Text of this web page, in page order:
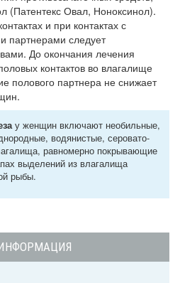
(Патентекс Овал, Ноноксинол).
и при контактах с
партнерами следует
До окончания лечения
контактов во влагалище
полового партнера не снижает
у женщин включают необильные,
водянистые, серовато-
равномерно покрывающие
выделений из влагалища
рыбы.